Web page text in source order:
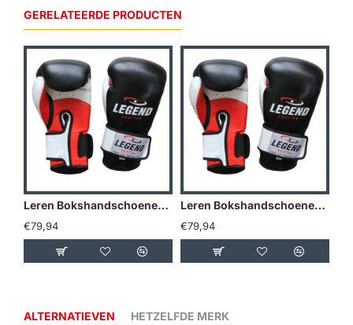
GERELATEERDE PRODUCTEN
Leren Bokshandschoenen Legend Power - Maat: 12oz
€79,94
Leren Bokshandschoenen Legend Power - Maat: 16oz
€79,94
ALTERNATIEVEN HETZELFDE MERK